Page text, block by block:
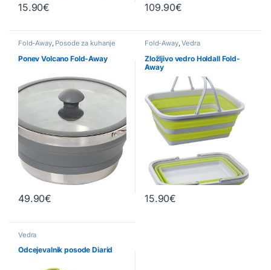
15.90€ 109.90€
Fold-Away, Posode za kuhanje
Ponev Volcano Fold-Away
49.90€
Fold-Away,Vedra
Zložljivo vedro Holdall Fold-
Away
15.90€
Vedra
Odcejevalnik posode Diarid